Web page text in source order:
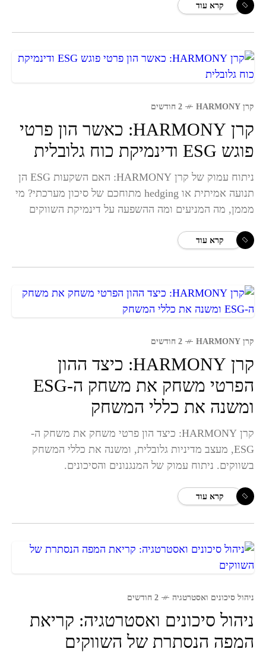
קרא עוד
קרן HARMONY 2 חודשים
קרן HARMONY: כאשר הון פרטי
פוגש ESG ודינמיקת כוח גלובלית
ניתוח עמוק של קרן HARMONY: האם השקעות ESG הן
תנועה אמיתית או hedging מתוחכם של סיכון מערכתי? מי
מממן, מה המניעים ומה ההשפעה על דינמיקת השווקים
קרא עוד
קרן HARMONY 2 חודשים
קרן HARMONY: כיצד ההון
הפרטי משחק את משחק ה-ESG
ומשנה את כללי המשחק
קרן HARMONY: כיצד הון פרטי משחק את משחק ה-
ESG, מעצב מדיניות גלובלית, ומשנה את כללי המשחק
בשווקים. ניתוח עמוק של המנגנונים והסיכונים.
קרא עוד
ניהול סיכונים ואסטרטגיה 2 חודשים
ניהול סיכונים ואסטרטגיה: קריאת
המפה הנסתרת של השווקים